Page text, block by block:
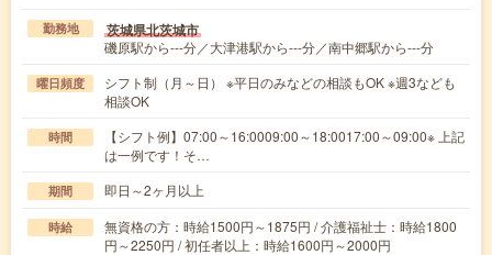
勤務地 茨城県北茨城市
磯原駅から---分／大津港駅から---分／南中郷駅から---分
曜日頻度
シフト制（月～日） ※平日のみなどの相談もOK ※週3なども
相談OK
時間
【シフト例】07:00～16:0009:00～18:0017:00～09:00※ 上記
は一例です！そ…
期間 即日～2ヶ月以上
時給
無資格の方：時給1500円～1875円 / 介護福祉士：時給1800
円～2250円 / 初任者以上：時給1600円～2000円